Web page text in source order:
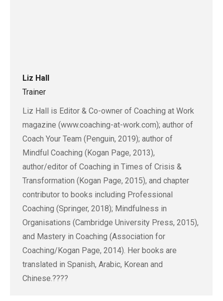
Liz Hall
Trainer
Liz Hall is Editor & Co-owner of Coaching at Work
magazine (www.coaching-at-work.com); author of
Coach Your Team (Penguin, 2019); author of
Mindful Coaching (Kogan Page, 2013),
author/editor of Coaching in Times of Crisis &
Transformation (Kogan Page, 2015), and chapter
contributor to books including Professional
Coaching (Springer, 2018); Mindfulness in
Organisations (Cambridge University Press, 2015),
and Mastery in Coaching (Association for
Coaching/Kogan Page, 2014). Her books are
translated in Spanish, Arabic, Korean and
Chinese.????